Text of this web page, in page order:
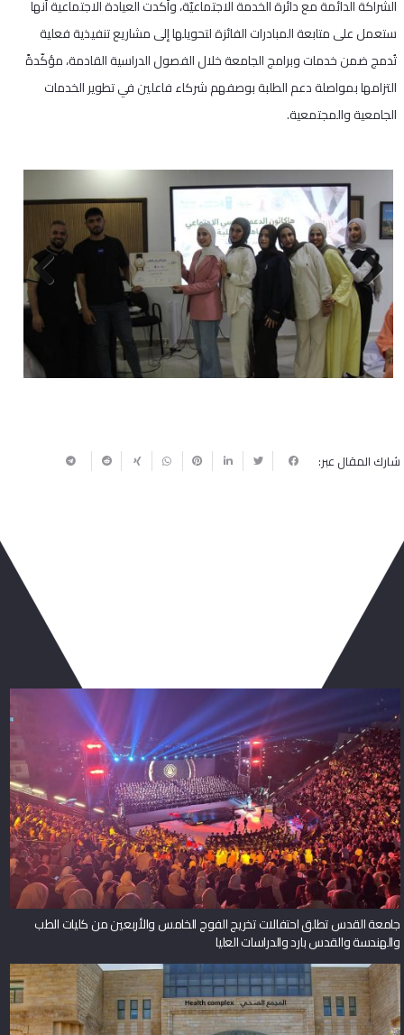
الشراكة الدائمة مع دائرة الخدمة الاجتماعيّة، وأكدت العيادة الاجتماعية أنها
ستعمل على متابعة المبادرات الفائزة لتحويلها إلى مشاريع تنفيذية فعلية
تُدمج ضمن خدمات وبرامج الجامعة خلال الفصول الدراسية القادمة، مؤكّدةً
التزامها بمواصلة دعم الطلبة بوصفهم شركاء فاعلين في تطوير الخدمات
الجامعية والمجتمعية.
Previous
Next
شارك المقال عبر:
جامعة القدس تطلق احتفالات تخريج الفوج الخامس والأربعين من كليات الطب
والهندسة والقدس بارد والدراسات العليا